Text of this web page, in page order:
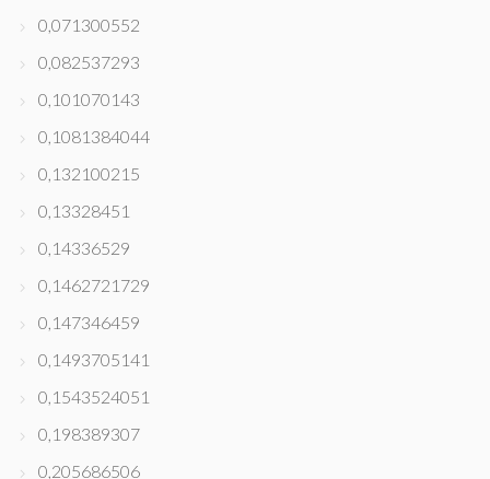
0,071300552
0,082537293
0,101070143
0,1081384044
0,132100215
0,13328451
0,14336529
0,1462721729
0,147346459
0,1493705141
0,1543524051
0,198389307
0,205686506